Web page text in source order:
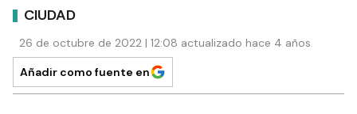
CIUDAD
26 de octubre de 2022 | 12:08 actualizado hace 4 años
Añadir como fuente en